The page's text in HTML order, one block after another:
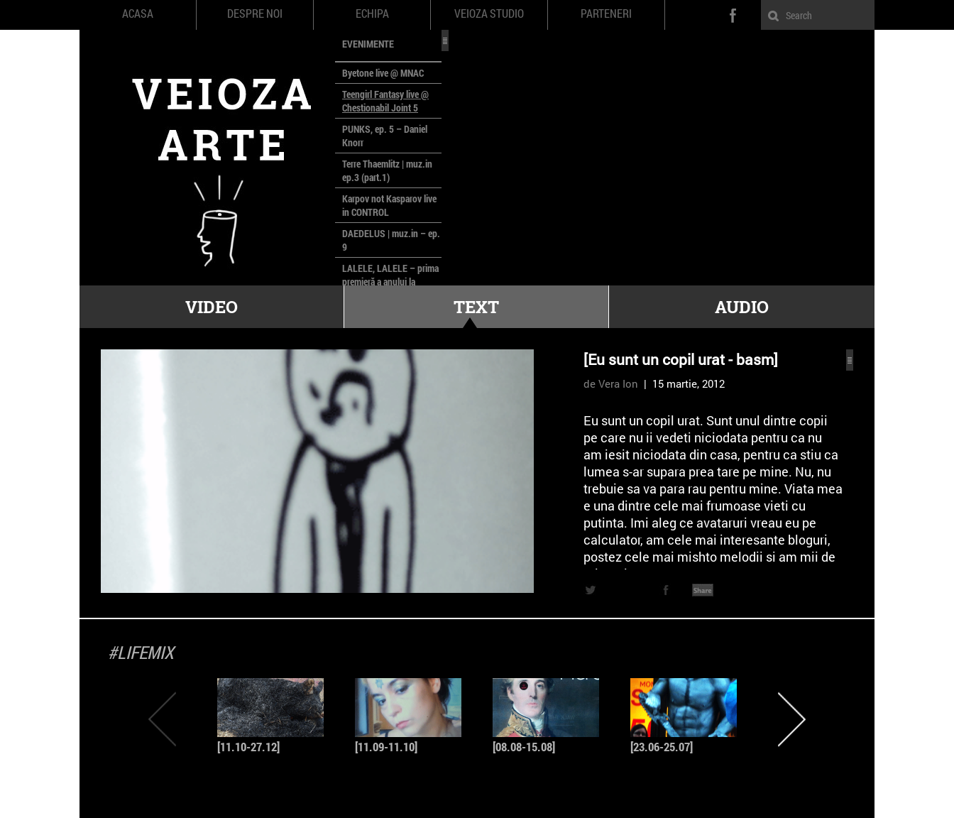
ACASA DESPRE NOI ECHIPA VEIOZA STUDIO PARTENERI
EVENIMENTE
Byetone live @ MNAC
Teengirl Fantasy live @
Chestionabil Joint 5
PUNKS, ep. 5 – Daniel
Knorr
Terre Thaemlitz | muz.in
ep.3 (part.1)
Karpov not Kasparov live
in CONTROL
DAEDELUS | muz.in – ep.
9
LALELE, LALELE – prima
premieră a anului la
poloneze la București
PEOPLE OF ROMANIA se
lansează la galeria Simeza
All Stars For
Outernational
VIDEO TEXT AUDIO
[Eu sunt un copil urat - basm]
de Vera Ion | 15 martie, 2012
Eu sunt un copil urat. Sunt unul dintre copii
pe care nu ii vedeti niciodata pentru ca nu
am iesit niciodata din casa, pentru ca stiu ca
lumea s-ar supara prea tare pe mine. Nu, nu
trebuie sa va para rau pentru mine. Viata mea
e una dintre cele mai frumoase vieti cu
putinta. Imi aleg ce avataruri vreau eu pe
calculator, am cele mai interesante bloguri,
postez cele mai mishto melodii si am mii de
prieteni pe net.
Totul mergea minunat in viata mea, pana
#LIFEMIX
[11.10-27.12] [11.09-11.10] [08.08-15.08] [23.06-25.07] [22.05-23.06]